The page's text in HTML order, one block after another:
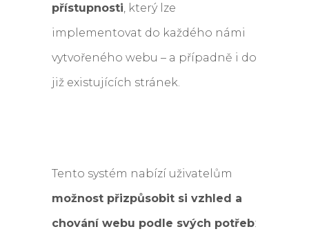
přístupnosti , který lze
implementovat do každého námi
vytvořeného webu – a případně i do
již existujících stránek.
Tento systém nabízí uživatelům
možnost přizpůsobit si vzhled a
chování webu podle svých potřeb: